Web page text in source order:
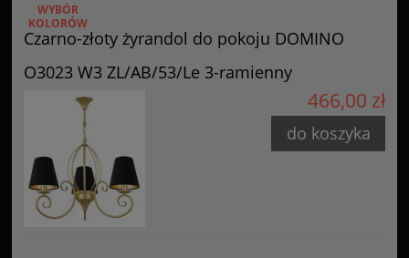
Czarno-złoty żyrandol do pokoju DOMINO
O3023 W3 ZL/AB/53/Le 3-ramienny
WYBÓR
KOLORÓW
466,00 zł
do koszyka